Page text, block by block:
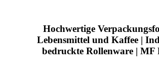
Hochwertige
Lebensmittel und Kaffee |
bedruckte Rollenware | MF